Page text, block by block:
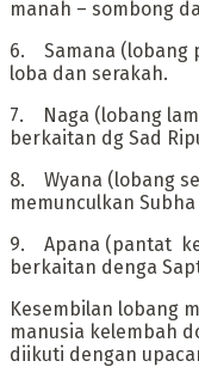
manah – sombong
‎6. Samana (lobang
loba dan serakah.
‎7. Naga (lobang
berkaitan dg Sad
‎8. Wyana (lobang
memunculkan
‎9. Apana (pantat
berkaitan denga
‎Kesembilan lobang
manusia kelembah
diikuti dengan